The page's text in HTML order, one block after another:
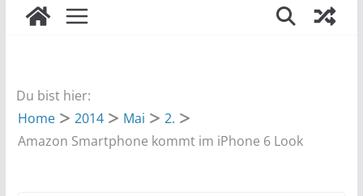
Du bist hier:
Home
2014 Mai
2.
Amazon Smartphone kommt im iPhone 6 Look